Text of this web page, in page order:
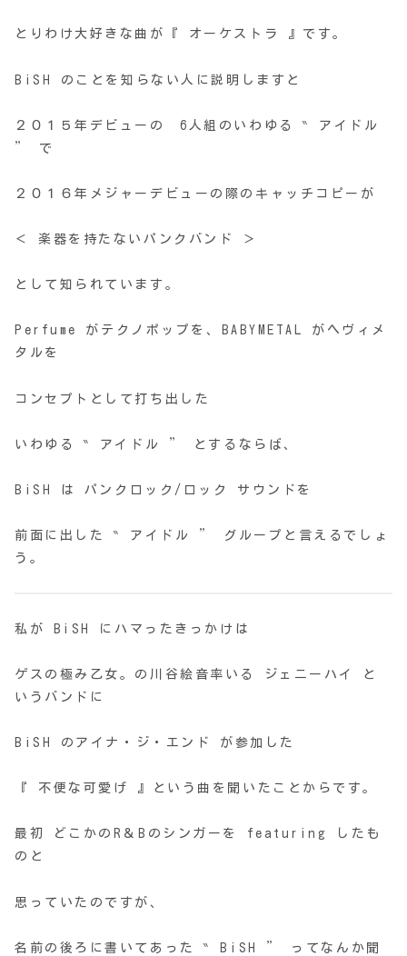
とりわけ大好きな曲が『 オーケストラ 』です。
BiSH のことを知らない人に説明しますと
２０１５年デビューの 6人組のいわゆる ‶ アイドル
” で
２０１６年メジャーデビューの際のキャッチコピーが
＜ 楽器を持たないパンクバンド ＞
として知られています。
Perfume がテクノポップを、BABYMETAL がヘヴィメ
タルを
コンセプトとして打ち出した
いわゆる ‶ アイドル ” とするならば、
BiSH は パンクロック/ロック サウンドを
前面に出した ‶ アイドル ” グループと言えるでしょ
う。
私が BiSH にハマったきっかけは
ゲスの極み乙女。の川谷絵音率いる ジェニーハイ と
いうバンドに
BiSH のアイナ・ジ・エンド が参加した
『 不便な可愛げ 』という曲を聞いたことからです。
最初 どこかのR＆Bのシンガーを featuring したも
のと
思っていたのですが、
名前の後ろに書いてあった ‶ BiSH ” ってなんか聞